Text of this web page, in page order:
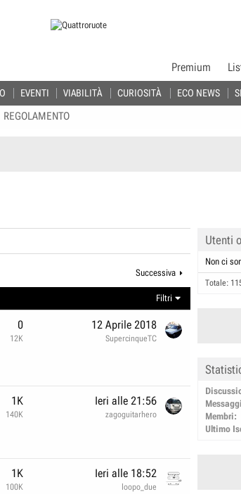
EVENTI VIABILITÀ CURIOSITÀ ECO NEWS
Premium
REGOLAMENTO
Successiva
Filtri
0
12K
12 Aprile 2018
SupercinqueTC
1K
140K
Ieri alle 21:56
zagoguitarhero
1K
100K
Ieri alle 18:52
loopo_due
Utenti
Non ci
Totale:
Messaggi
Membri
Ultimo